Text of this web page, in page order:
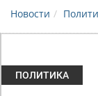
Новости
ПОЛИТИКА